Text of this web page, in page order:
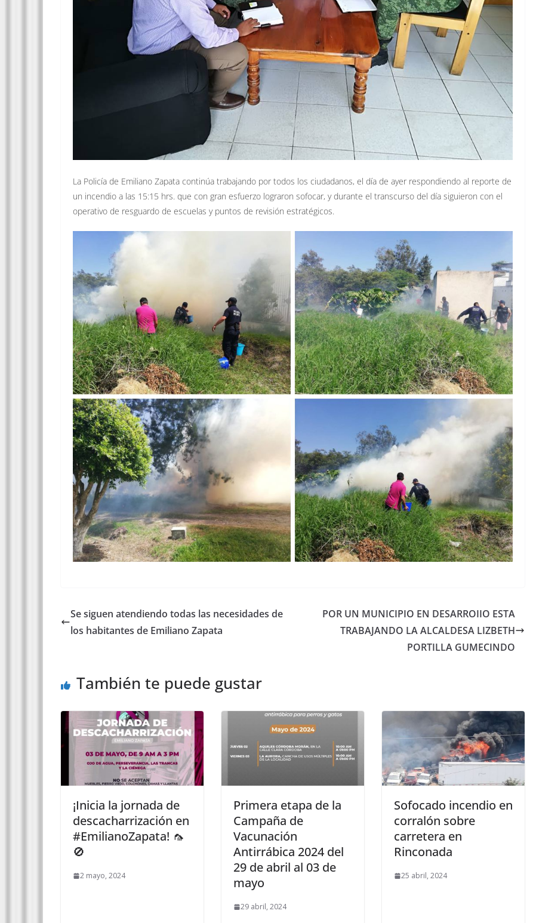
La Policía de Emiliano Zapata continúa trabajando por todos los ciudadanos, el día de ayer respondiendo al reporte de
un incendio a las 15:15 hrs. que con gran esfuerzo lograron sofocar, y durante el transcurso del día siguieron con el
operativo de resguardo de escuelas y puntos de revisión estratégicos.
Se siguen atendiendo todas las necesidades de
los habitantes de Emiliano Zapata
POR UN MUNICIPIO EN DESARROIIO ESTA
TRABAJANDO LA ALCALDESA LIZBETH
PORTILLA GUMECINDO
También te puede gustar
¡Inicia la jornada de
descacharrización en
#EmilianoZapata! 🦟
🚫
2 mayo, 2024
Primera etapa de la
Campaña de
Vacunación
Antirrábica 2024 del
29 de abril al 03 de
mayo
29 abril, 2024
Sofocado incendio en
corralón sobre
carretera en
Rinconada
25 abril, 2024